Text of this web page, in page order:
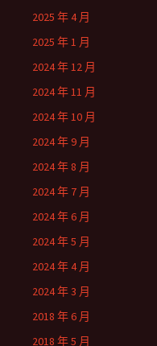
2025 年 4 月
2025 年 1 月
2024 年 12 月
2024 年 11 月
2024 年 10 月
2024 年 9 月
2024 年 8 月
2024 年 7 月
2024 年 6 月
2024 年 5 月
2024 年 4 月
2024 年 3 月
2018 年 6 月
2018 年 5 月